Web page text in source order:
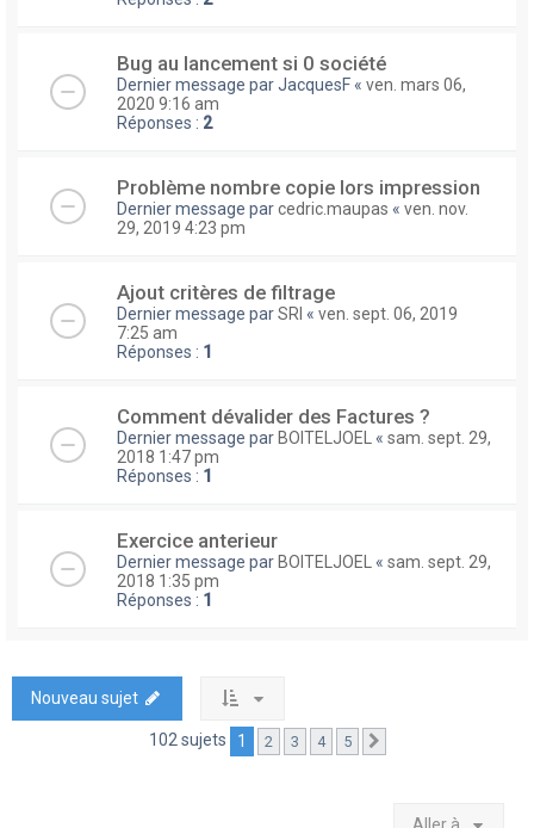
Bug au lancement si 0 société
Dernier message parJacquesF « ven. mars 06,
2020 9:16 am
Réponses : 2
Problème nombre copie lors impression
Dernier message parcedric.maupas « ven. nov.
29, 2019 4:23 pm
Ajout critères de filtrage
Dernier message parSRI « ven. sept. 06, 2019
7:25 am
Réponses : 1
Comment dévalider des Factures ?
Dernier message par BOITELJOEL « sam. sept. 29,
2018 1:47 pm
Réponses : 1
Exercice anterieur
Dernier message par BOITELJOEL « sam. sept. 29,
2018 1:35 pm
Réponses : 1
Nouveau sujet
102 sujets 1 2 3 4 5